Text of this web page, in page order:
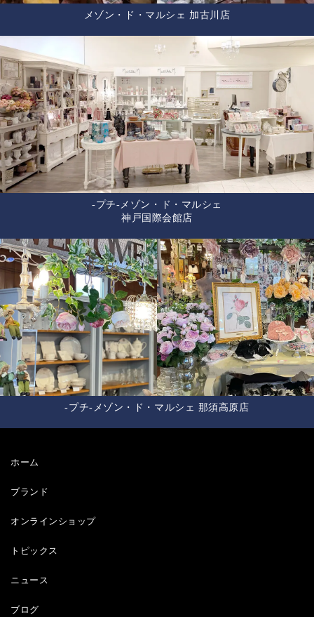
メゾン・ド・マルシェ 加古川店
-プチ-メゾン・ド・マルシェ
神戸国際会館店
-プチ-メゾン・ド・マルシェ 那須高原店
ホーム
ブランド
オンラインショップ
トピックス
ニュース
ブログ